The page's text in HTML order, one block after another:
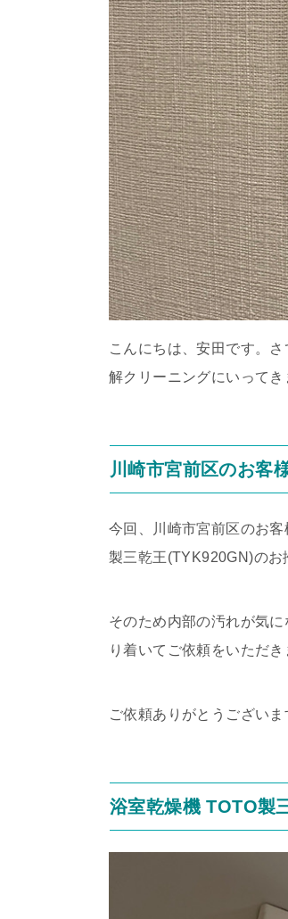
こんにちは、安田です。
解クリーニングにいってき
川崎市宮前区のお客
今回、川崎市宮前区のお
製三乾王(TYK920GN)のお
そのため内部の汚れが気
り着いてご依頼をいただき
ご依頼ありがとうございま
浴室乾燥機 TOTO製